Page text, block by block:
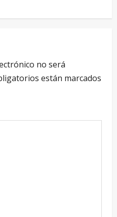
no será
están marcados